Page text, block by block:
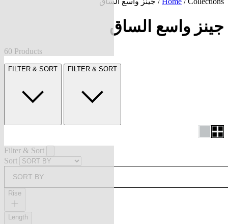
جينز واسع الساق
60 Products
FILTER & SORT FILTER & SORT
Filter & Sort
Sort
SORT BY
Rise
Length